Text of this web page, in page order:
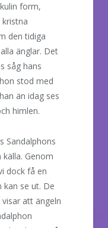
form,
den tidiga
änglar. Det
såg hans
stod med
än idag ses
himlen.
Sandalphons
Genom
dock få en
kan se ut. De
att ängeln